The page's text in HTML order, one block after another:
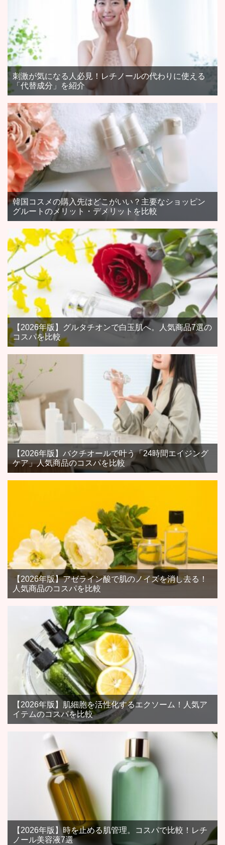
刺激が気になる人必見！レチノールの代わりに使える
「代替成分」を紹介
韓国コスメの購入先はどこがいい？主要なショッピン
グルートのメリット・デメリットを比較
【2026年版】グルタチオンで白玉肌へ。人気商品7選の
コスパを比較
【2026年版】バクチオールで叶う「24時間エイジング
ケア」人気商品のコスパを比較
【2026年版】アゼライン酸で肌のノイズを消し去る！
人気商品のコスパを比較
【2026年版】肌細胞を活性化するエクソーム！人気ア
イテムのコスパを比較
【2026年版】時を止める肌管理。コスパで比較！レチ
ノール美容液7選